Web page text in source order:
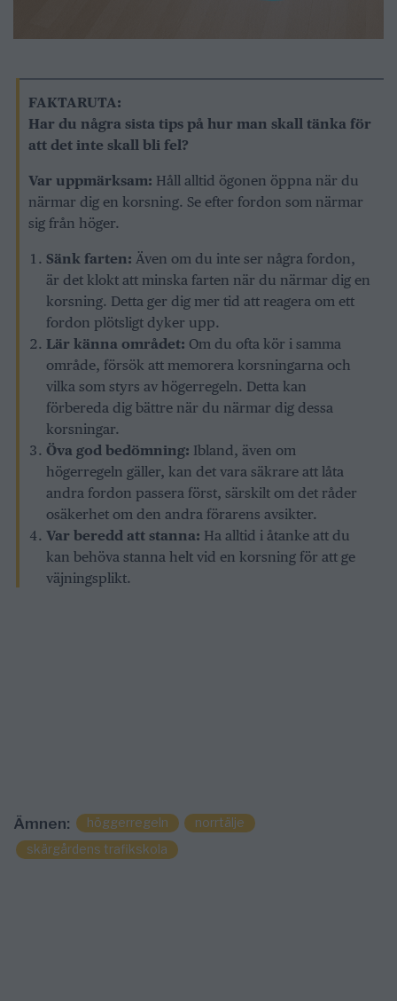
FAKTARUTA:
Har du några sista tips på hur man skall tänka för
att det inte skall bli fel?
Var uppmärksam: Håll alltid ögonen öppna när du
närmar dig en korsning. Se efter fordon som närmar
sig från höger.
Sänk farten: Även om du inte ser några fordon,
är det klokt att minska farten när du närmar dig en
korsning. Detta ger dig mer tid att reagera om ett
fordon plötsligt dyker upp.
Lär känna området: Om du ofta kör i samma
område, försök att memorera korsningarna och
vilka som styrs av högerregeln. Detta kan
förbereda dig bättre när du närmar dig dessa
korsningar.
Öva god bedömning: Ibland, även om
högerregeln gäller, kan det vara säkrare att låta
andra fordon passera först, särskilt om det råder
osäkerhet om den andra förarens avsikter.
Var beredd att stanna: Ha alltid i åtanke att du
kan behöva stanna helt vid en korsning för att ge
väjningsplikt.
Ämnen: höggerregeln
norrtälje
skärgårdens trafikskola